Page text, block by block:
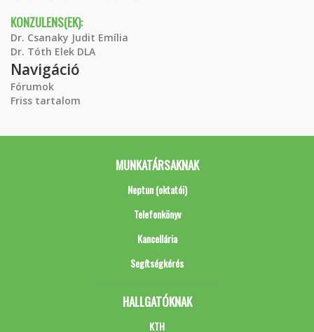
KONZULENS(EK):
Dr. Csanaky Judit Emília
Dr. Tóth Elek DLA
Navigáció
Fórumok
Friss tartalom
MUNKATÁRSAKNAK
Neptun (oktatói)
Telefonkönyv
Kancellária
Segítségkérés
HALLGATÓKNAK
KTH